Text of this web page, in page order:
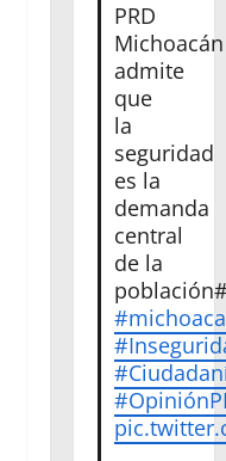
PRD
Michoacán
admite
que
la
seguridad
es la
demanda
central
de la